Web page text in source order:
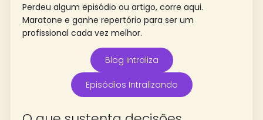
Perdeu algum episódio ou artigo, corre aqui.
Maratone e ganhe repertório para ser um
profissional cada vez melhor.
Blog Intraliza
Episódios Intralizando